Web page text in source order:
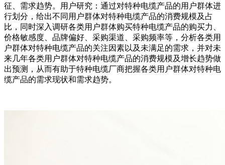
征、需求趋势。用户研究：通过对特种电缆产品的用户群体进
行划分，给出不同用户群体对特种电缆产品的消费规模及占
比，同时深入调研各类用户群体购买特种电缆产品的购买力、
价格敏感度、品牌偏好、采购渠道、采购频率等，分析各类用
户群体对特种电缆产品的关注因素以及未满足的需求，并对未
来几年各类用户群体对特种电缆产品的消费规模及增长趋势做
出预测，从而有助于特种电缆厂商把握各类用户群体对特种电
缆产品的需求现状和需求趋势。